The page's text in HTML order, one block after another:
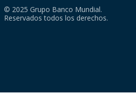
© 2025 Grupo Banco Mundial.
Reservados todos los derechos.